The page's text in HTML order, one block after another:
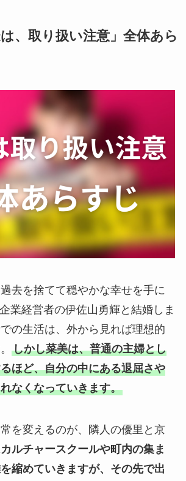
、取り扱い注意」全体あら
去を捨てて穏やかな幸せを手に
業経営者の伊佐山勇輝と結婚しま
の生活は、外から見れば理想的
しかし菜美は、普通の主婦とし
ほど、自分の中にある退屈さや
なくなっていきます。
を変えるのが、隣人の優里と京
ルチャースクールや町内の集ま
縮めていきますが、その先で出